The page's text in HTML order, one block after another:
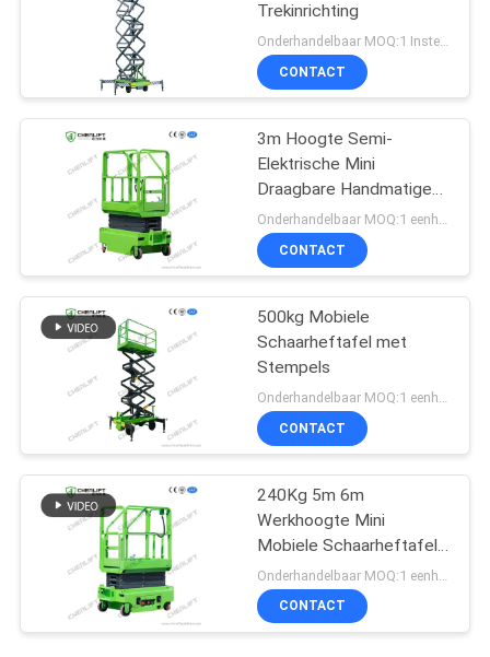
Trekinrichting
Onderhandelbaar MOQ:1 Instellen
CONTACT
3m Hoogte Semi-
Elektrische Mini
Draagbare Handmatige
Duw Schaarheftafel
Voor Magazijn
CONTACT
500kg Mobiele
Schaarheftafel met
Stempels
CONTACT
240Kg 5m 6m
Werkhoogte Mini
Mobiele Schaarheftafel
Met Uitbreidingsplatform
CONTACT